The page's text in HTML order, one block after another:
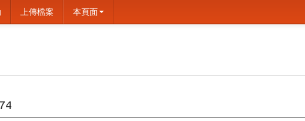
上傳檔案 本頁面